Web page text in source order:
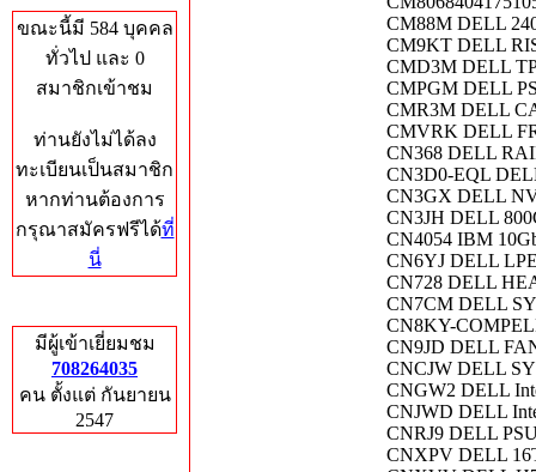
ขณะนี้มี 584 บุคคล
ทั่วไป และ 0
สมาชิกเข้าชม
ท่านยังไม่ได้ลง
ทะเบียนเป็นสมาชิก
หากท่านต้องการ
กรุณาสมัครฟรีได้ที่
นี่
มีผู้เข้าเยี่ยมชม
708264035
คน ตั้งแต่ กันยายน
2547
CM88M DELL
CM9KT DELL
CMD3M DELL
CMPGM DELL
CMR3M DELL
CMVRK DELL
CN368 DELL
CN3D0-EQL
CN3GX DELL
CN3JH DELL
CN4054 IBM
CN6YJ DELL
CN728 DELL
CN7CM DELL
CN8KY-
CN9JD DELL
CNCJW DELL
CNGW2 DELL
CNJWD DELL
CNRJ9 DELL
CNXPV DELL